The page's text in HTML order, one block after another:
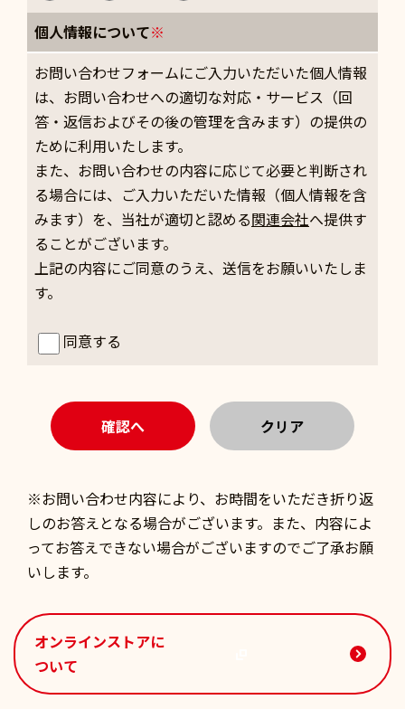
個人情報について※
お問い合わせフォームにご入力いただいた個人情報
は、お問い合わせへの適切な対応・サービス（回
答・返信およびその後の管理を含みます）の提供の
ために利用いたします。
また、お問い合わせの内容に応じて必要と判断され
る場合には、ご入力いただいた情報（個人情報を含
みます）を、当社が適切と認める関連会社へ提供す
ることがございます。
上記の内容にご同意のうえ、送信をお願いいたしま
す。
同意する
※お問い合わせ内容により、お時間をいただき折り返
しのお答えとなる場合がございます。また、内容によ
ってお答えできない場合がございますのでご了承お願
いします。
オンラインストアに
ついて